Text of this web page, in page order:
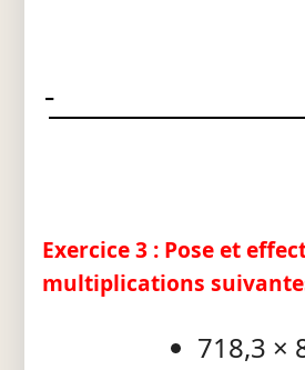
-
Exercice 3 : Pose et
multiplications
718,3 ×